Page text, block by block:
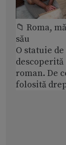
📁 Roma,
său
O statuie
roman. De
folosită